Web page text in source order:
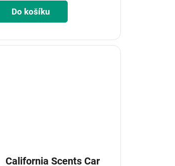
Do košíku
California Scents Car